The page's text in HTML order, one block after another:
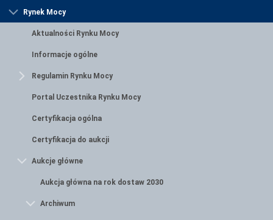
Rynek Mocy
Aktualności Rynku Mocy
Informacje ogólne
Regulamin Rynku Mocy
Portal Uczestnika Rynku Mocy
Certyfikacja ogólna
Certyfikacja do aukcji
Aukcje główne
Aukcja główna na rok dostaw 2030
Archiwum